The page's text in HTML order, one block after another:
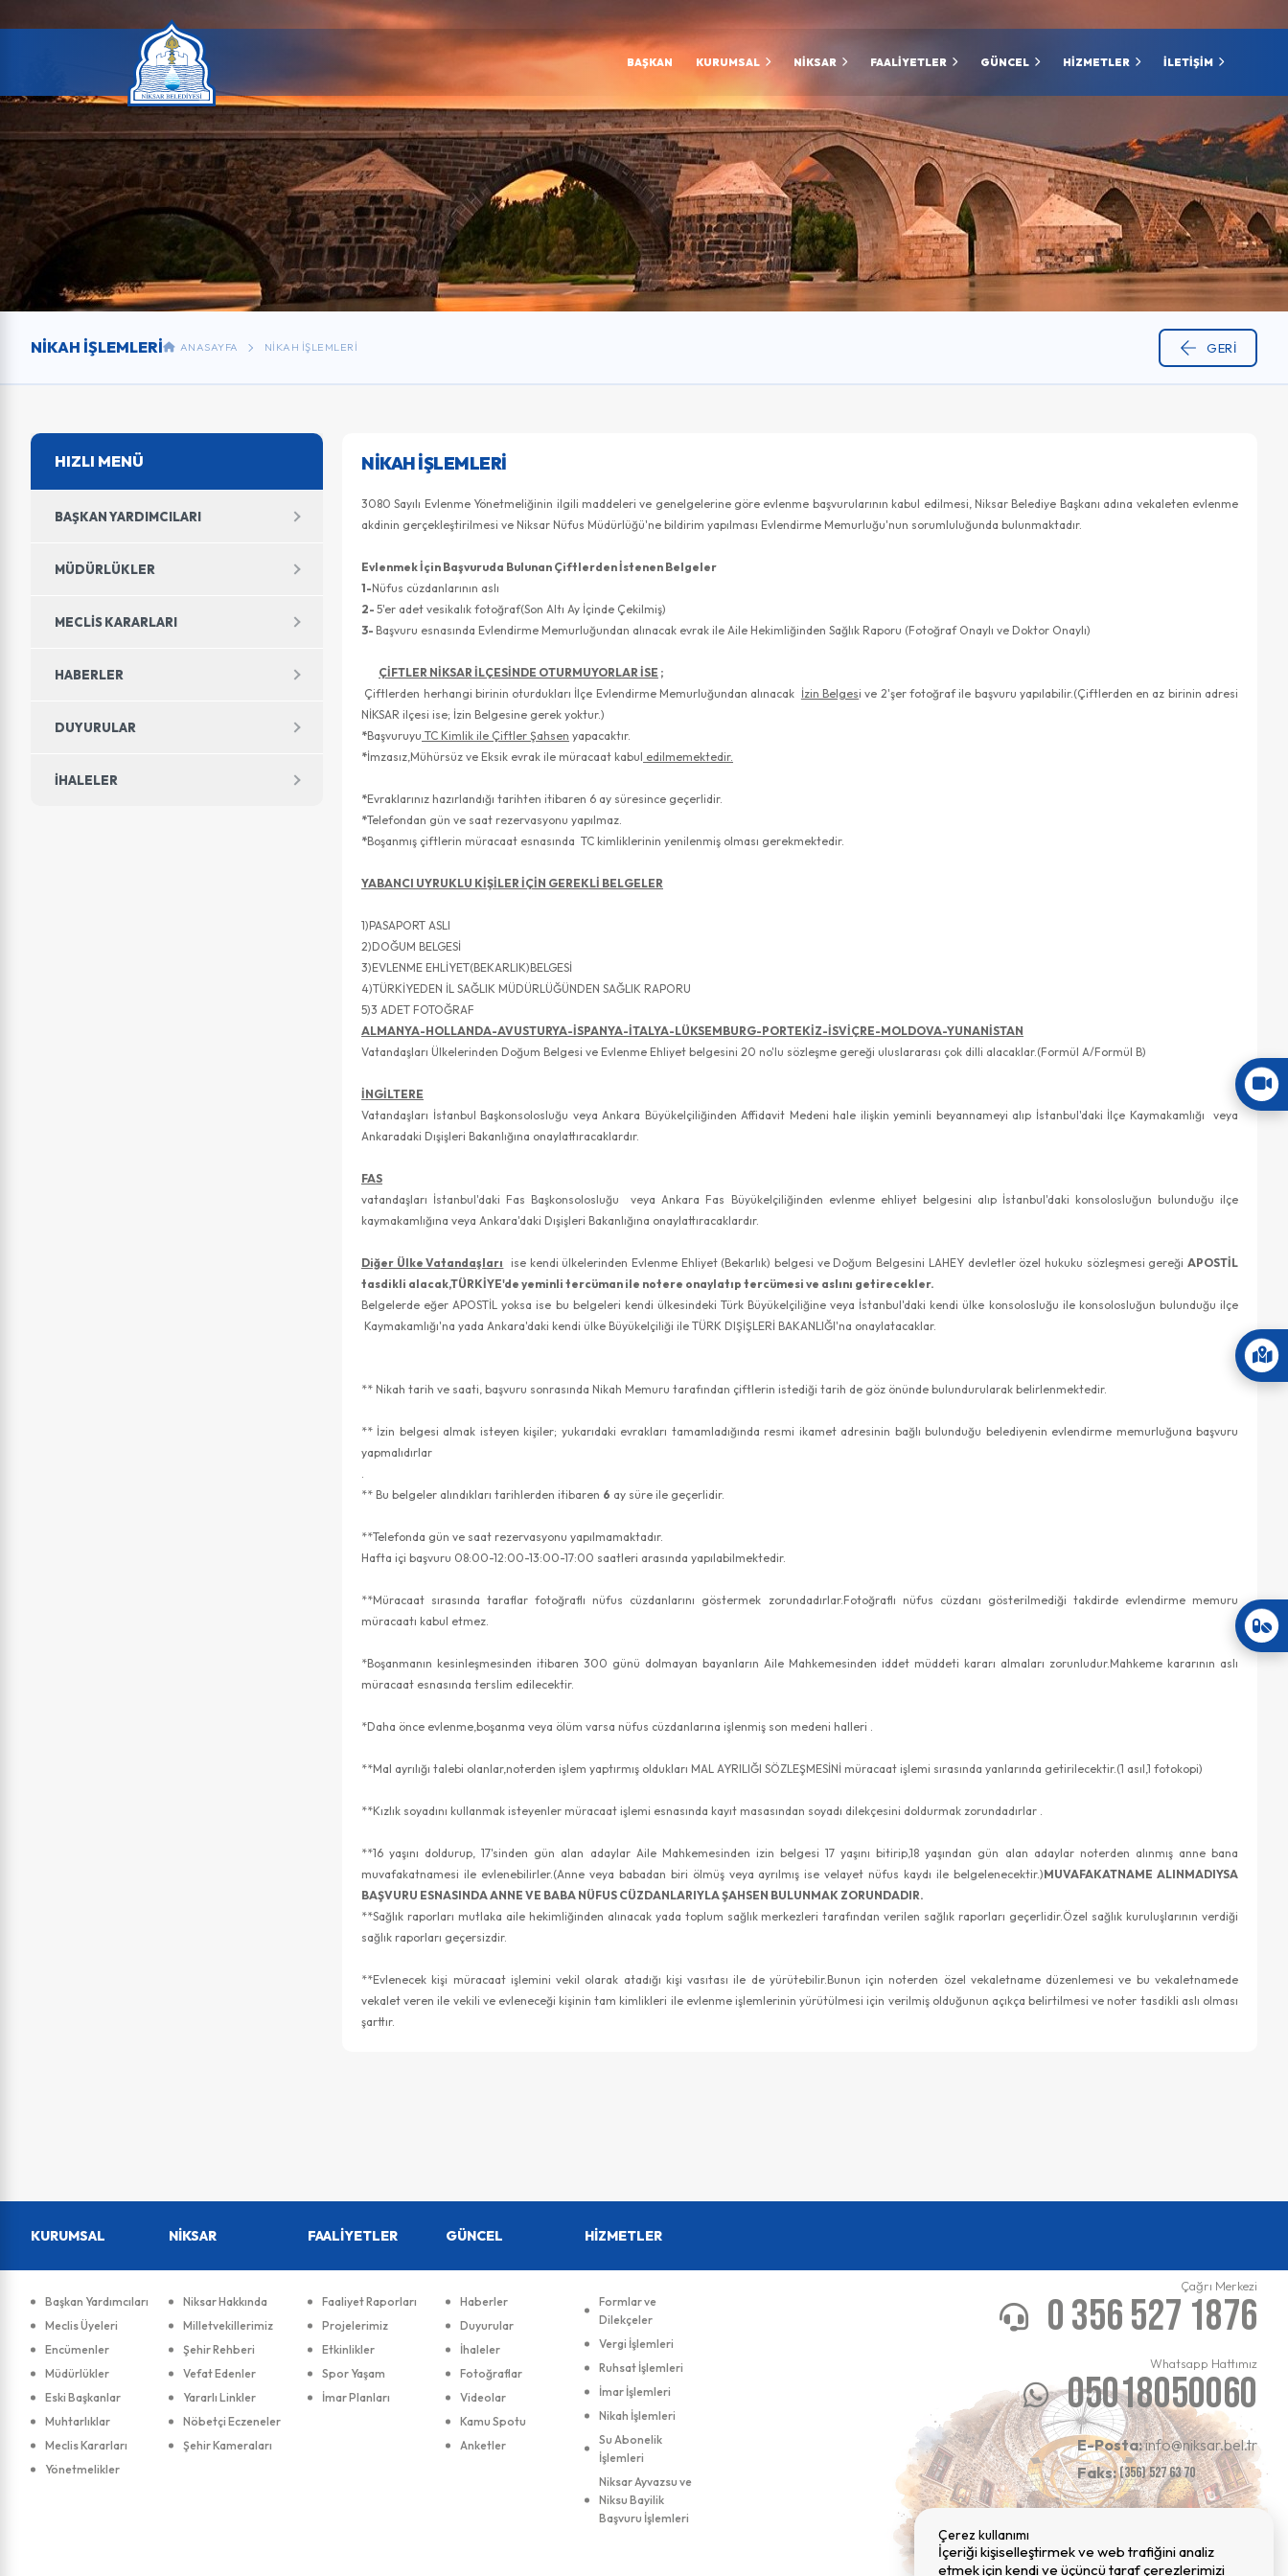
BAŞKAN KURUMSAL NİKSAR FAALİYETLER GÜNCEL HİZMETLER İLETİŞİM
NIKAH İŞLEMLERI ANASAYFA NIKAH İŞLEMLERI GERI
HIZLI MENÜ
BAŞKAN YARDIMCILARI
MÜDÜRLÜKLER
MECLIS KARARLARI
HABERLER
DUYURULAR
İHALELER
NIKAH İŞLEMLERI
3080 Sayılı Evlenme Yönetmeliğinin ilgili maddeleri ve genelgelerine göre evlenme başvurularının kabul edilmesi, Niksar Belediye Başkanı adına vekaleten evlenme
akdinin gerçekleştirilmesi ve Niksar Nüfus Müdürlüğü'ne bildirim yapılması Evlendirme Memurluğu'nun sorumluluğunda bulunmaktadır.
Evlenmek İçin Başvuruda Bulunan Çiftlerden İstenen Belgeler
1-Nüfus cüzdanlarının aslı
2- 5'er adet vesikalık fotoğraf(Son Altı Ay İçinde Çekilmiş)
3- Başvuru esnasında Evlendirme Memurluğundan alınacak evrak ile Aile Hekimliğinden Sağlık Raporu (Fotoğraf Onaylı ve Doktor Onaylı)
ÇİFTLER NİKSAR İLÇESİNDE OTURMUYORLAR İSE ;
Çiftlerden herhangi birinin oturdukları İlçe Evlendirme Memurluğundan alınacak İzin Belgesi ve 2'şer fotoğraf ile başvuru yapılabilir.(Çiftlerden en az birinin adresi
NİKSAR ilçesi ise; İzin Belgesine gerek yoktur.)
*Başvuruyu TC Kimlik ile Çiftler Şahsen yapacaktır.
*İmzasız,Mühürsüz ve Eksik evrak ile müracaat kabul edilmemektedir.
*Evraklarınız hazırlandığı tarihten itibaren 6 ay süresince geçerlidir.
*Telefondan gün ve saat rezervasyonu yapılmaz.
*Boşanmış çiftlerin müracaat esnasında TC kimliklerinin yenilenmiş olması gerekmektedir.
YABANCI UYRUKLU KİŞİLER İÇİN GEREKLİ BELGELER
1)PASAPORT ASLI
2)DOĞUM BELGESİ
3)EVLENME EHLİYET(BEKARLIK)BELGESİ
4)TÜRKİYEDEN İL SAĞLIK MÜDÜRLÜĞÜNDEN SAĞLIK RAPORU
5)3 ADET FOTOĞRAF
ALMANYA-HOLLANDA-AVUSTURYA-İSPANYA-İTALYA-LÜKSEMBURG-PORTEKİZ-İSVİÇRE-MOLDOVA-YUNANİSTAN
Vatandaşları Ülkelerinden Doğum Belgesi ve Evlenme Ehliyet belgesini 20 no'lu sözleşme gereği uluslararası çok dilli alacaklar.(Formül A/Formül B)
İNGİLTERE
Vatandaşları İstanbul Başkonsolosluğu veya Ankara Büyükelçiliğinden Affidavit Medeni hale ilişkin yeminli beyannameyi alıp İstanbul'daki İlçe Kaymakamlığı veya
Ankaradaki Dışişleri Bakanlığına onaylattıracaklardır.
FAS
vatandaşları İstanbul'daki Fas Başkonsolosluğu veya Ankara Fas Büyükelçiliğinden evlenme ehliyet belgesini alıp İstanbul'daki konsolosluğun bulunduğu ilçe
kaymakamlığına veya Ankara'daki Dışişleri Bakanlığına onaylattıracaklardır.
Diğer Ülke Vatandaşları ise kendi ülkelerinden Evlenme Ehliyet (Bekarlık) belgesi ve Doğum Belgesini LAHEY devletler özel hukuku sözleşmesi gereğiAPOSTİL
tasdikli alacak,TÜRKİYE'de yeminli tercüman ile notere onaylatıp tercümesi ve aslını getirecekler.
Belgelerde eğer APOSTİL yoksa ise bu belgeleri kendi ülkesindeki Türk Büyükelçiliğine veya İstanbul'daki kendi ülke konsolosluğu ile konsolosluğun bulunduğu ilçe
Kaymakamlığı'na yada Ankara'daki kendi ülke Büyükelçiliği ile TÜRK DIŞİŞLERİ BAKANLIĞI'na onaylatacaklar.
** Nikah tarih ve saati, başvuru sonrasında Nikah Memuru tarafından çiftlerin istediği tarih de göz önünde bulundurularak belirlenmektedir.
** İzin belgesi almak isteyen kişiler; yukarıdaki evrakları tamamladığında resmi ikamet adresinin bağlı bulunduğu belediyenin evlendirme memurluğuna başvuru
yapmalıdırlar
.
** Bu belgeler alındıkları tarihlerden itibaren 6 ay süre ile geçerlidir.
**Telefonda gün ve saat rezervasyonu yapılmamaktadır.
Hafta içi başvuru 08:00-12:00-13:00-17:00 saatleri arasında yapılabilmektedir.
**Müracaat sırasında taraflar fotoğraflı nüfus cüzdanlarını göstermek zorundadırlar.Fotoğraflı nüfus cüzdanı gösterilmediği takdirde evlendirme memuru
müracaatı kabul etmez.
*Boşanmanın kesinleşmesinden itibaren 300 günü dolmayan bayanların Aile Mahkemesinden iddet müddeti kararı almaları zorunludur.Mahkeme kararının aslı
müracaat esnasında terslim edilecektir.
*Daha önce evlenme,boşanma veya ölüm varsa nüfus cüzdanlarına işlenmiş son medeni halleri .
**Mal ayrılığı talebi olanlar,noterden işlem yaptırmış oldukları MAL AYRILIĞI SÖZLEŞMESİNİ müracaat işlemi sırasında yanlarında getirilecektir.(1 asıl,1 fotokopi)
**Kızlık soyadını kullanmak isteyenler müracaat işlemi esnasında kayıt masasından soyadı dilekçesini doldurmak zorundadırlar .
**16 yaşını doldurup, 17'sinden gün alan adaylar Aile Mahkemesinden izin belgesi 17 yaşını bitirip,18 yaşından gün alan adaylar noterden alınmış anne bana
muvafakatnamesi ile evlenebilirler.(Anne veya babadan biri ölmüş veya ayrılmış ise velayet nüfus kaydı ile belgelenecektir.)MUVAFAKATNAME ALINMADIYSA
BAŞVURU ESNASINDA ANNE VE BABA NÜFUS CÜZDANLARIYLA ŞAHSEN BULUNMAK ZORUNDADIR.
**Sağlık raporları mutlaka aile hekimliğinden alınacak yada toplum sağlık merkezleri tarafından verilen sağlık raporları geçerlidir.Özel sağlık kuruluşlarının verdiği
sağlık raporları geçersizdir.
**Evlenecek kişi müracaat işlemini vekil olarak atadığı kişi vasıtası ile de yürütebilir.Bunun için noterden özel vekaletname düzenlemesi ve bu vekaletnamede
vekalet veren ile vekili ve evleneceği kişinin tam kimlikleri ile evlenme işlemlerinin yürütülmesi için verilmiş olduğunun açıkça belirtilmesi ve noter tasdikli aslı olması
şarttır.
KURUMSAL
Başkan Yardımcıları
Meclis Üyeleri
Encümenler
Müdürlükler
Eski Başkanlar
Muhtarlıklar
Meclis Kararları
Yönetmelikler
NİKSAR
Niksar Hakkında
Milletvekillerimiz
Şehir Rehberi
Vefat Edenler
Yararlı Linkler
Nöbetçi Eczeneler
Şehir Kameraları
FAALİYETLER
Faaliyet Raporları
Projelerimiz
Etkinlikler
Spor Yaşam
İmar Planları
GÜNCEL
Haberler
Duyurular
İhaleler
Fotoğraflar
Videolar
Kamu Spotu
Anketler
HİZMETLER
Formlar ve
Dilekçeler
Vergi İşlemleri
Ruhsat İşlemleri
İmar İşlemleri
Nikah İşlemleri
Su Abonelik
İşlemleri
Niksar Ayvazsu ve
Niksu Bayilik
Başvuru İşlemleri
Çağrı Merkezi
0 356 527 1876
Whatsapp Hattımız
05018050060
E-Posta:info@niksar.bel.tr
Faks:(356) 527 63 70
Çerez kullanımı
İçeriği kişiselleştirmek ve web trafiğini analiz
etmek için kendi ve üçüncü taraf çerezlerimizi